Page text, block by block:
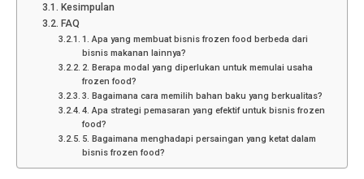
Kesimpulan
FAQ
1. Apa yang membuat bisnis frozen food berbeda dari
bisnis makanan lainnya?
2. Berapa modal yang diperlukan untuk memulai usaha
frozen food?
3. Bagaimana cara memilih bahan baku yang berkualitas?
4. Apa strategi pemasaran yang efektif untuk bisnis frozen
food?
5. Bagaimana menghadapi persaingan yang ketat dalam
bisnis frozen food?